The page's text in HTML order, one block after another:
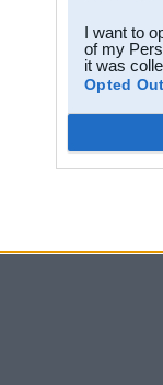
I want to
of my
it was
Opted Out